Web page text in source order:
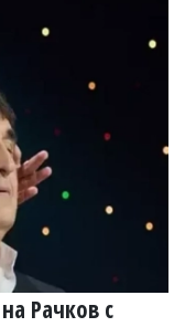
Рачков с